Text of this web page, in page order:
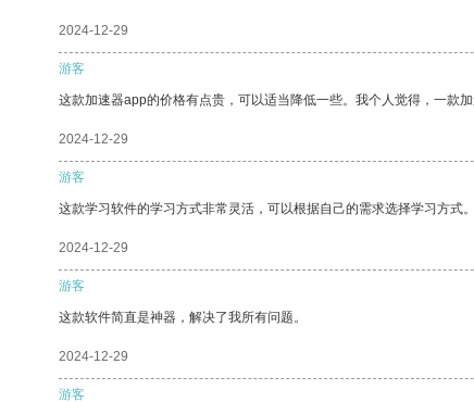
2024-12-29
游客
这款加速器app的价格有点贵，可以适当降低一些。我个人觉得，一款
2024-12-29
游客
这款学习软件的学习方式非常灵活，可以根据自己的需求选择学习方式
2024-12-29
游客
这款软件简直是神器，解决了我所有问题。
2024-12-29
游客